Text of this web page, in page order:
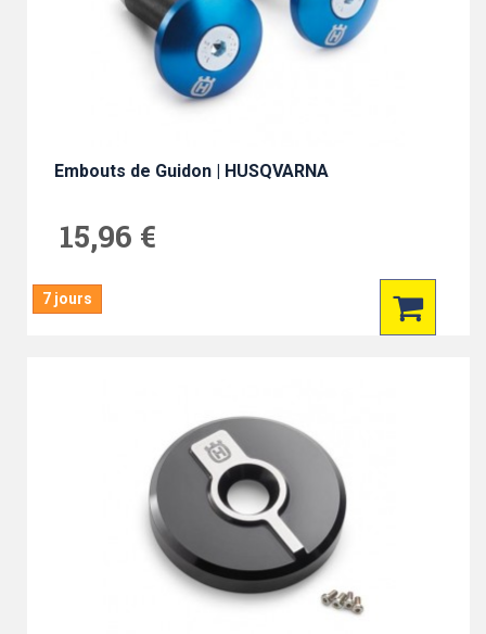
Embouts de Guidon | HUSQVARNA
15,96 €
7 jours